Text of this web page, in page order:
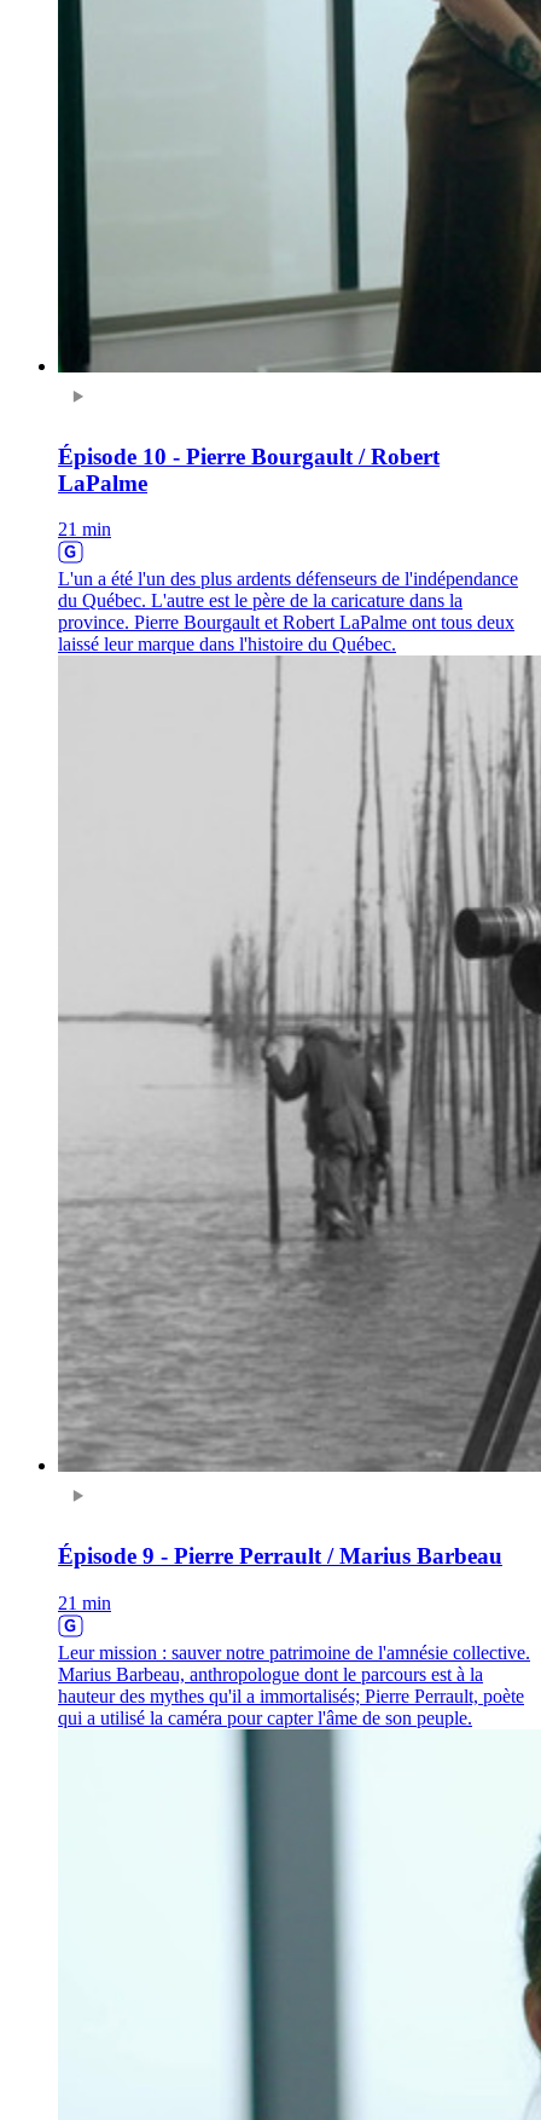
Épisode 10 - Pierre Bourgault / Robert
LaPalme
21 min
L'un a été l'un des plus ardents défenseurs de l'indépendance
du Québec. L'autre est le père de la caricature dans la
province. Pierre Bourgault et Robert LaPalme ont tous deux
laissé leur marque dans l'histoire du Québec.
Épisode 9 - Pierre Perrault / Marius Barbeau
21 min
Leur mission : sauver notre patrimoine de l'amnésie collective.
Marius Barbeau, anthropologue dont le parcours est à la
hauteur des mythes qu'il a immortalisés; Pierre Perrault, poète
qui a utilisé la caméra pour capter l'âme de son peuple.